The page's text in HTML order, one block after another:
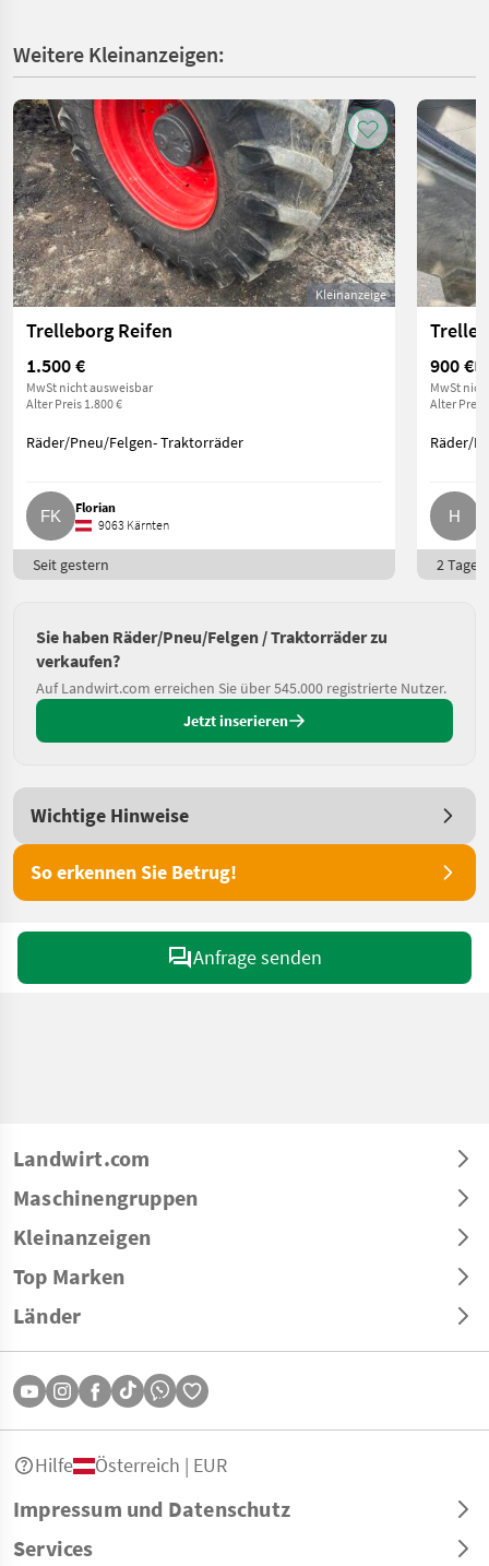
Weitere Kleinanzeigen:
Kleinanzeige
Trelleborg Reifen
1.500 €
MwSt nicht ausweisbar
Alter Preis 1.800 €
Räder/Pneu/Felgen- Traktorräder
Florian
9063 Kärnten
Seit gestern
900 €
MwSt
Alter Preis
Räder/
2 Tage
Sie haben Räder/Pneu/Felgen / Traktorräder zu
verkaufen?
Auf Landwirt.com erreichen Sie über 545.000 registrierte Nutzer.
Jetzt inserieren
Wichtige Hinweise
So erkennen Sie Betrug!
Anfrage senden
Landwirt.com
Maschinengruppen
Kleinanzeigen
Top Marken
Länder
Impressum und Datenschutz
Services
Hilfe Österreich | EUR